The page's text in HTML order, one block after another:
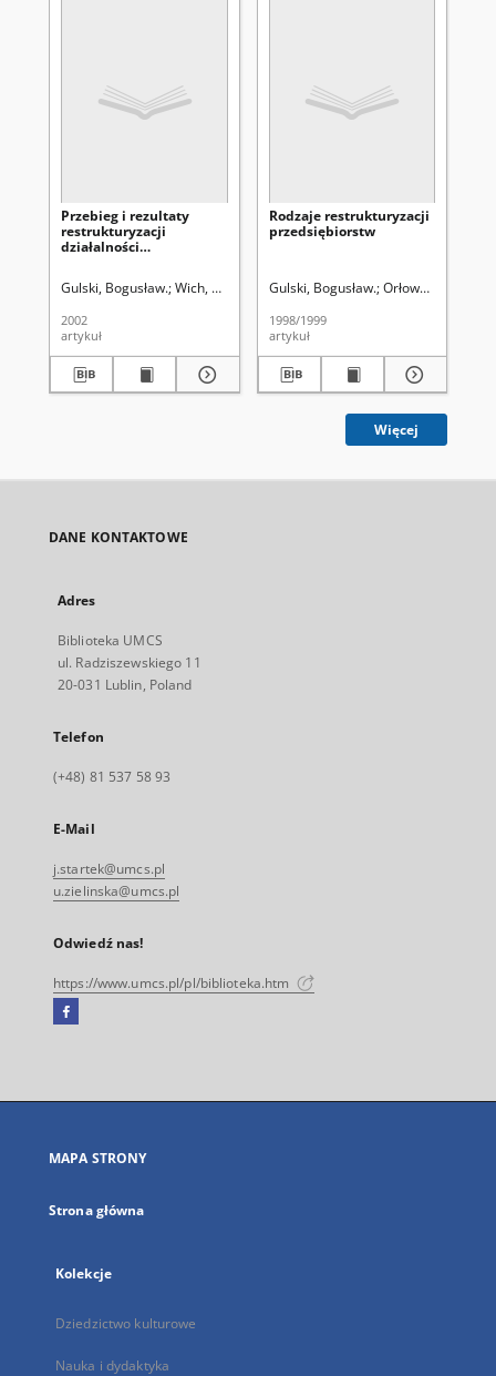
Przebieg i rezultaty
restrukturyzacji
działalności
przedsiębiorstwach
Gulski, Bogusław. Wich, Urszula. Redaktor sekcji
2002
artykuł
Rodzaje restrukturyzacji
przedsiębiorstw
Gulski, Bogusław. Orłowski,
1998/1999
artykuł
Więcej
DANE KONTAKTOWE
Adres
Biblioteka UMCS
ul. Radziszewskiego 11
20-031 Lublin, Poland
Telefon
(+48) 81 537 58 93
E-Mail
j.startek@umcs.pl
u.zielinska@umcs.pl
Odwiedź nas!
https://www.umcs.pl/pl/biblioteka.htm
Facebook
się
karcie
MAPA STRONY
Strona główna
Kolekcje
Dziedzictwo kulturowe
Nauka i dydaktyka